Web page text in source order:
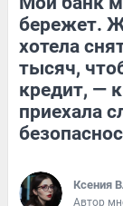
бережет.
хотела
тысяч,
кредит, —
приехала
Ксения
Автор